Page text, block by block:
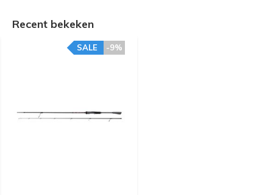
Recent bekeken
-9%
SALE